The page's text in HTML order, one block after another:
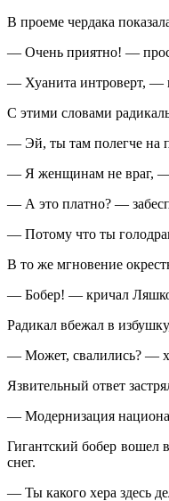
В проеме чердака
— Очень приятно! —
— Хуанита интроверт, —
С этими словами
— Эй, ты там полегче на
— Я женщинам не враг, —
— А это платно? —
— Потому что ты
В то же мгновение
— Бобер! — кричал
Радикал вбежал в
— Может, свалились? —
Язвительный ответ
— Модернизация
Гигантский бобер вошел
снег.
— Ты какого хера здесь